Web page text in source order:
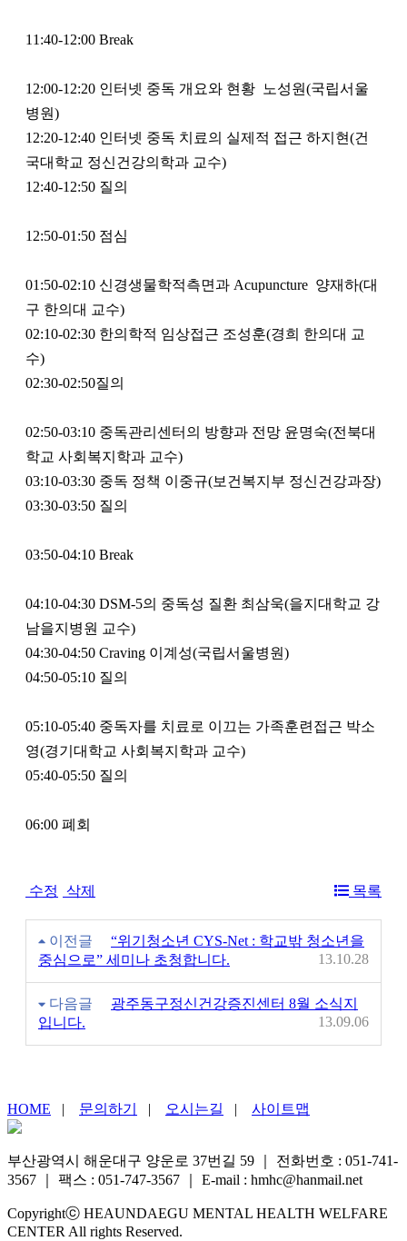
11:40-12:00 Break
12:00-12:20 인터넷 중독 개요와 현황 노성원(국립서울
병원)
12:20-12:40 인터넷 중독 치료의 실제적 접근 하지현(건
국대학교 정신건강의학과 교수)
12:40-12:50 질의
12:50-01:50 점심
01:50-02:10 신경생물학적측면과 Acupuncture 양재하(대
구 한의대 교수)
02:10-02:30 한의학적 임상접근 조성훈(경희 한의대 교
수)
02:30-02:50질의
02:50-03:10 중독관리센터의 방향과 전망 윤명숙(전북대
학교 사회복지학과 교수)
03:10-03:30 중독 정책 이중규(보건복지부 정신건강과장)
03:30-03:50 질의
03:50-04:10 Break
04:10-04:30 DSM-5의 중독성 질환 최삼욱(을지대학교 강
남을지병원 교수)
04:30-04:50 Craving 이계성(국립서울병원)
04:50-05:10 질의
05:10-05:40 중독자를 치료로 이끄는 가족훈련접근 박소
영(경기대학교 사회복지학과 교수)
05:40-05:50 질의
06:00 폐회
수정 삭제 목록
이전글
“위기청소년 CYS-Net : 학교밖 청소년을
중심으로” 세미나 초청합니다.
13.10.28
다음글
광주동구정신건강증진센터 8월 소식지
입니다.
13.09.06
HOME | 문의하기 | 오시는길 | 사이트맵
부산광역시 해운대구 양운로 37번길 59
전화번호 : 051-741-
3567
팩스 : 051-747-3567 E-mail : hmhc@hanmail.net
Copyrightⓒ HEAUNDAEGU MENTAL HEALTH WELFARE
CENTER All rights Reserved.